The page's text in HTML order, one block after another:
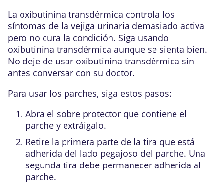
La oxibutinina transdérmica controla los
síntomas de la vejiga urinaria demasiado activa
pero no cura la condición. Siga usando
oxibutinina transdérmica aunque se sienta bien.
No deje de usar oxibutinina transdérmica sin
antes conversar con su doctor.
Para usar los parches, siga estos pasos:
Abra el sobre protector que contiene el
parche y extráigalo.
Retire la primera parte de la tira que está
adherida del lado pegajoso del parche. Una
segunda tira debe permanecer adherida al
parche.